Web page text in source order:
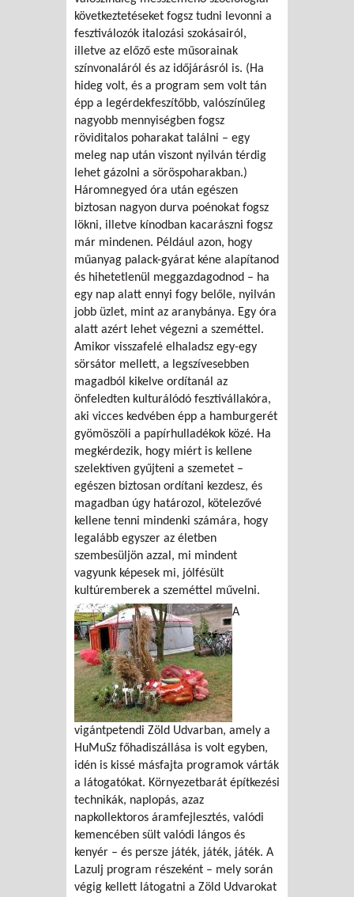
következtetéseket fogsz tudni levonni a
fesztiválozók italozási szokásairól,
illetve az előző este műsorainak
színvonaláról és az időjárásról is. (Ha
hideg volt, és a program sem volt tán
épp a legérdekfeszítőbb, valószínűleg
nagyobb mennyiségben fogsz
röviditalos poharakat találni – egy
meleg nap után viszont nyilván térdig
lehet gázolni a söröspoharakban.)
Háromnegyed óra után egészen
biztosan nagyon durva poénokat fogsz
lökni, illetve kínodban kacarászni fogsz
már mindenen. Például azon, hogy
műanyag palack-gyárat kéne alapítanod
és hihetetlenül meggazdagodnod – ha
egy nap alatt ennyi fogy belőle, nyilván
jobb üzlet, mint az aranybánya. Egy óra
alatt azért lehet végezni a szeméttel.
Amikor visszafelé elhaladsz egy-egy
sörsátor mellett, a legszívesebben
magadból kikelve ordítanál az
önfeledten kulturálódó fesztivállakóra,
aki vicces kedvében épp a hamburgerét
gyömöszöli a papírhulladékok közé. Ha
megkérdezik, hogy miért is kellene
szelektíven gyűjteni a szemetet –
egészen biztosan ordítani kezdesz, és
magadban úgy határozol, kötelezővé
kellene tenni mindenki számára, hogy
legalább egyszer az életben
szembesüljön azzal, mi mindent
vagyunk képesek mi, jólfésült
kultúremberek a szeméttel művelni.
A
vigántpetendi Zöld Udvarban, amely a
HuMuSz főhadiszállása is volt egyben,
idén is kissé másfajta programok várták
a látogatókat. Környezetbarát építkezési
technikák, naplopás, azaz
napkollektoros áramfejlesztés, valódi
kemencében sült valódi lángos és
kenyér – és persze játék, játék, játék. A
Lazulj program részeként – mely során
végig kellett látogatni a Zöld Udvarokat